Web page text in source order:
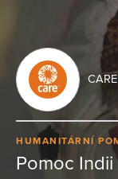
HUMANITÁRNÍ
Pomoc Indii